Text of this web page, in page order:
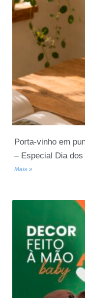
Porta-vinho em
– Especial Dia dos
Mais »